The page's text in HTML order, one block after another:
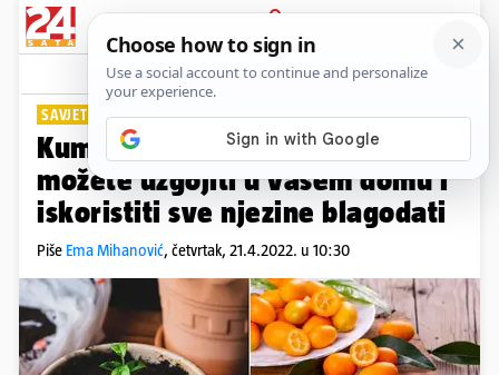
PRIJAVA
Lifestyle Komentari
SAVJETI ZA UZGOJ
Kumkvat: 'Zlatnu naranču' sami
možete uzgojiti u vašem domu i
iskoristiti sve njezine blagodati
Piše Ema Mihanović, četvrtak, 21.4.2022. u 10:30